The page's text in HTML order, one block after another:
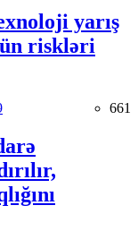
yarış
riskləri
661